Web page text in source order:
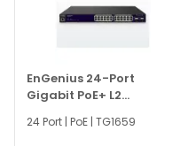
EnGenius 24-Port
Gigabit PoE+ L2
Managed Switch EGS-
7228FP
24 Port | PoE | TG1659